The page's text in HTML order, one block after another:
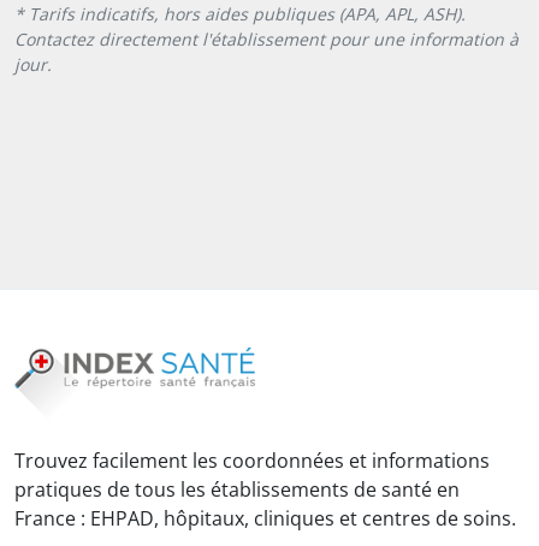
* Tarifs indicatifs, hors aides publiques (APA, APL, ASH).
Contactez directement l'établissement pour une information à
jour.
Trouvez facilement les coordonnées et informations
pratiques de tous les établissements de santé en
France : EHPAD, hôpitaux, cliniques et centres de soins.